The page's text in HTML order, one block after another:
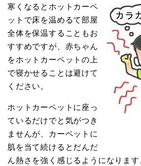
寒くなるとホットカーペ
ットで床を温めるて部屋
全体を保温することもお
すすめですが、赤ちゃん
をホットカーペットの上
で寝かせることは避けて
ください。
ホットカーペットに座っ
ているだけでと気がつき
ませんが、カーペットに
肌を当て続けるとだんだ
ん熱さを強く感じるようになりま